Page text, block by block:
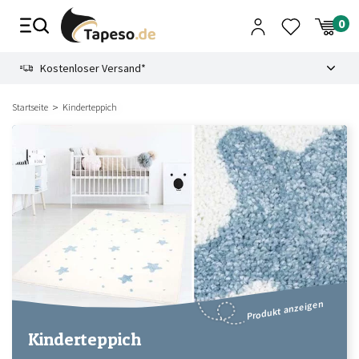
Zusammenbruch
Sichere Zahlungsmethode
Startseite Kinderteppich
Kinderteppich
Produkt anzeigen